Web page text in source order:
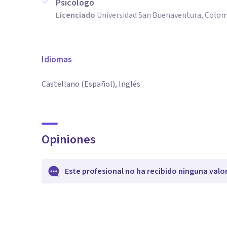
Psicólogo
Licenciado Universidad San Buenaventura,
Idiomas
Castellano (Español), Inglés
Opiniones
Este profesional no ha recibido ninguna